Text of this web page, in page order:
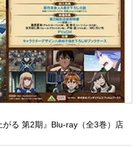
がる 第2期』Blu-ray（全3巻）店